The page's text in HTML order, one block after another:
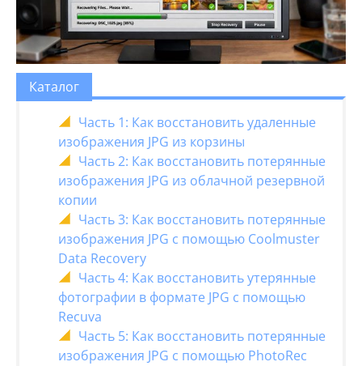
Каталог
Часть 1: Как восстановить удаленные
изображения JPG из корзины
Часть 2: Как восстановить потерянные
изображения JPG из облачной резервной
копии
Часть 3: Как восстановить потерянные
изображения JPG с помощью Coolmuster
Data Recovery
Часть 4: Как восстановить утерянные
фотографии в формате JPG с помощью
Recuva
Часть 5: Как восстановить потерянные
изображения JPG с помощью PhotoRec